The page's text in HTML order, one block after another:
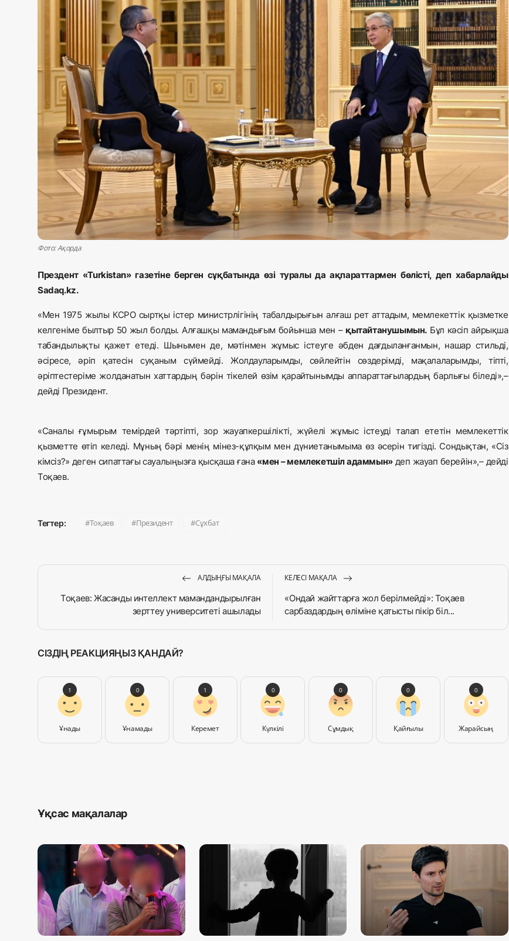
Жаңалықтар
Журналистік зерттеу
Фото: Ақорда
Прездент «Turkistan» газетіне берген сұқбатында өзі туралы да ақпараттармен бөлісті, деп хабарлайды
Sadaq.kz.
«Мен 1975 жылы КСРО сыртқы іс­тер министрлігінің табалдырығын ал­ғаш рет аттадым, мемлекеттік қызметке
кел­геніме былтыр 50 жыл болды. Ал­ғаш­қы мамандығым бойынша мен – қы­тай­танушымын. Бұл кәсіп айрықша
та­бан­дылықты қажет етеді. Шынымен де, мә­­тінмен жұмыс істеуге әбден дағ­ды­лан­ғанмын, нашар стильді,
әсіресе, әріп қатесін суқаным сүймейді. Жолдау­ларым­ды, сөйлейтін сөздерімді, мақа­ла­ларым­ды, тіпті,
әріптестеріме жолдан­а­тын хаттардың бәрін тікелей өзім қа­рай­тынымды аппараттағылардың бар­лы­ғы біледі»,–
дейді Президент.
«Саналы ғұмырым темірдей тәртіпті, зор жауапкершілікті, жүйелі жұмыс іс­теуді талап ететін мемлекеттік
қызметте өтіп келеді. Мұның бәрі менің мінез-құл­қым мен дүниетанымыма өз әсерін ти­гізді. Сондықтан, «Сіз
кімсіз?» деген си­паттағы сауалыңызға қысқаша ғана «мен – мемлекетшіл адаммын»деп жауап берейін»,– дейді
Тоқаев.
Тегтер: Тоқаев Президент Сұхбат
АЛДЫҢҒЫ МАҚАЛА
Тоқаев: Жасанды интел­лект мамандандырылған
зерттеу уни­вер­ситеті ашылады
КЕЛЕСІ МАҚАЛА
«Он­дай жайттарға жол берілмейді»: Тоқаев
сарбаздардың өліміне қатысты пікір біл...
СІЗДІҢ РЕАКЦИЯҢЫЗ ҚАНДАЙ?
Ұнады
1
Ұнамады
0
Керемет
1
Күлкілі
0
Сұмдық
0
Қайғылы
0
Жарайсың
0
Ұқсас мақалалар